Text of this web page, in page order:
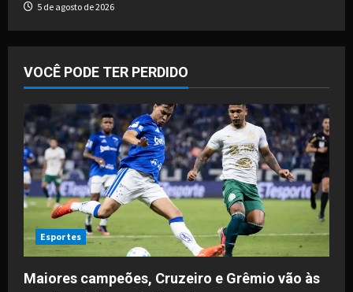
5 de agosto de 2026
VOCÊ PODE TER PERDIDO
Esportes
Maiores campeões, Cruzeiro e Grêmio vão às